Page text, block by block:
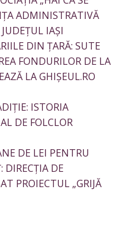
ADMINISTRATIVĂ
IAȘI
DIN ȚARĂ: SUTE
FONDURILOR DE LA
LA GHIȘEUL.RO
ISTORIA
DE FOLCLOR
DE LEI PENTRU
DE
PROIECTUL „GRIJĂ